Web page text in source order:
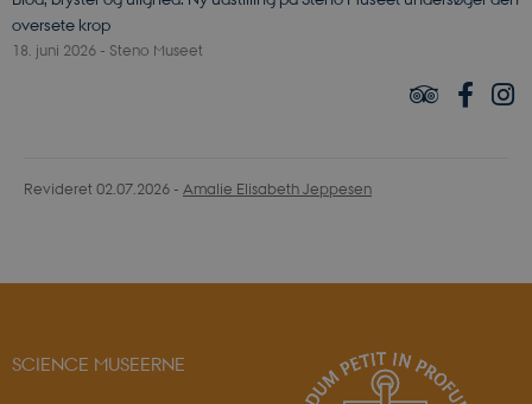
oversete krop
18. juni 2026 - Steno Museet
Revideret 02.07.2026 - Amalie Elisabeth Jeppesen
SCIENCE MUSEERNE
CookieScriptConsent
CookieScript